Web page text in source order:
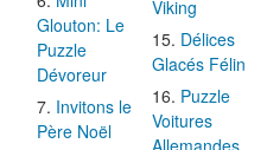
Glouton: Le
Puzzle
Dévoreur
Invitons le
Père Noël
Viking
Délices
Glacés Félin
Puzzle
Voitures